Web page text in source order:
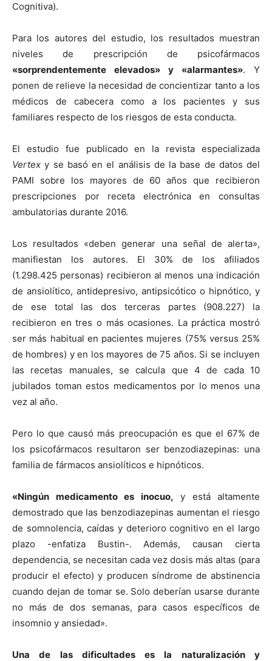
Cognitiva).
Para los autores del estudio, los resultados muestran
niveles de prescripción de psicofármacos
«sorprendentemente elevados» y «alarmantes». Y
ponen de relieve la necesidad de concientizar tanto a los
médicos de cabecera como a los pacientes y sus
familiares respecto de los riesgos de esta conducta.
El estudio fue publicado en la revista especializada
Vertex y se basó en el análisis de la base de datos del
PAMI sobre los mayores de 60 años que recibieron
prescripciones por receta electrónica en consultas
ambulatorias durante 2016.
Los resultados «deben generar una señal de alerta»,
manifiestan los autores. El 30% de los afiliados
(1.298.425 personas) recibieron al menos una indicación
de ansiolítico, antidepresivo, antipsicótico o hipnótico, y
de ese total las dos terceras partes (908.227) la
recibieron en tres o más ocasiones. La práctica mostró
ser más habitual en pacientes mujeres (75% versus 25%
de hombres) y en los mayores de 75 años. Si se incluyen
las recetas manuales, se calcula que 4 de cada 10
jubilados toman estos medicamentos por lo menos una
vez al año.
Pero lo que causó más preocupación es que el 67% de
los psicofármacos resultaron ser benzodiazepinas: una
familia de fármacos ansiolíticos e hipnóticos.
«Ningún medicamento es inocuo, y está altamente
demostrado que las benzodiazepinas aumentan el riesgo
de somnolencia, caídas y deterioro cognitivo en el largo
plazo -enfatiza Bustin-. Además, causan cierta
dependencia, se necesitan cada vez dosis más altas (para
producir el efecto) y producen síndrome de abstinencia
cuando dejan de tomar se. Solo deberían usarse durante
no más de dos semanas, para casos específicos de
insomnio y ansiedad».
Una de las dificultades es la naturalización y